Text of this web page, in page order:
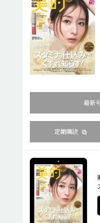
最新
定期購読